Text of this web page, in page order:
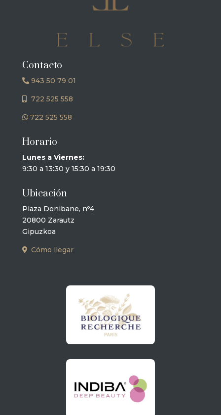
Contacto
943 50 79 01
722 525 558
722 525 558
Horario
Lunes a Viernes:
9:30 a 13:30 y 15:30 a 19:30
Ubicación
Plaza Donibane, nº4
20800 Zarautz
Gipuzkoa
Cómo llegar